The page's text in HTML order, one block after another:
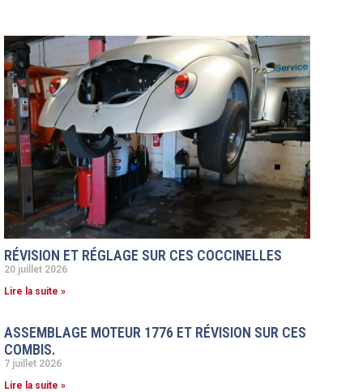
RÉVISION ET RÉGLAGE SUR CES COCCINELLES
20 juillet 2026
Lire la suite »
ASSEMBLAGE MOTEUR 1776 ET RÉVISION SUR CES
COMBIS.
7 juillet 2026
Lire la suite »